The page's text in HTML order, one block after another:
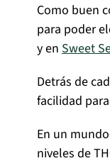
Como buen
para poder
y en Sweet
Detrás de
facilidad
En un
niveles de